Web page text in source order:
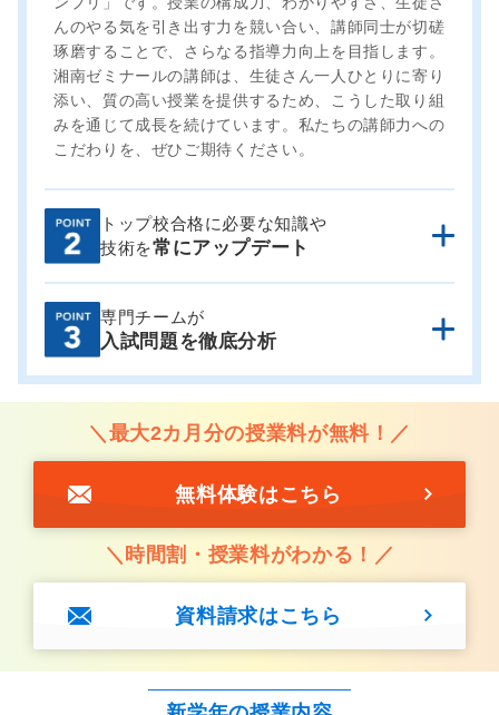
んのやる気を引き出す力を競い合い、講師同士が切磋
琢磨することで、さらなる指導力向上を目指します。
湘南ゼミナールの講師は、生徒さん一人ひとりに寄り
添い、質の高い授業を提供するため、こうした取り組
みを通じて成長を続けています。私たちの講師力への
こだわりを、ぜひご期待ください。
トップ校合格に必要な知識や
技術を常にアップデート
講師は模擬授業による有効な指導方法の研修はもちろ
ん、
担当科目の最新課題への取り組みを原則毎週実
施、さらに全国の過去問をもとにした入試対策テスト
も受けています。
常に知識や技術をアップデートしな
がら、授業や進路指導を行っています。
専門チームが
入試問題を徹底分析
湘ゼミでは、専門の分析チームによって入試問題の細
かな分析を毎年行っています。
リジナルテキストの制作や模試の制作、研修や指導に
活用。また、塾内対応だけに留まらず、神奈川新聞へ
の入試問題分析記事の寄稿にも活かされています。
＼最大2カ月分の授業料が無料！／
無料体験はこちら
＼時間割・授業料がわかる！／
資料請求はこちら